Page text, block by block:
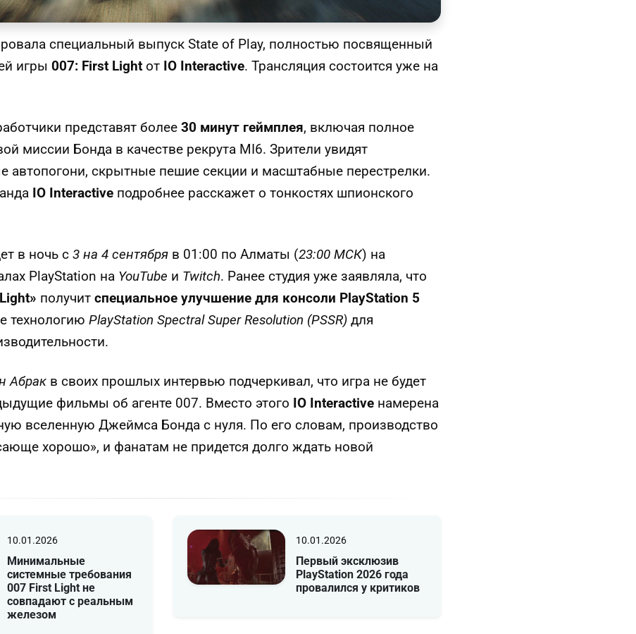
специальный выпуск State of Play, полностью посвященный
игры 007: First Light от IO Interactive. Трансляция состоится уже на
представят более 30 минут геймплея, включая полное
миссии Бонда в качестве рекрута MI6. Зрители увидят
автопогони, скрытные пешие секции и масштабные перестрелки.
IO Interactive подробнее расскажет о тонкостях шпионского
в ночь с 3 на 4 сентября в 01:00 по Алматы (23:00 МСК) на
PlayStation на YouTube и Twitch. Ранее студия уже заявляла, что
получит специальное улучшение для консоли PlayStation 5
технологию PlayStation Spectral Super Resolution (PSSR) для
Абрак в своих прошлых интервью подчеркивал, что игра не будет
фильмы об агенте 007. Вместо этого IO Interactive намерена
вселенную Джеймса Бонда с нуля. По его словам, производство
хорошо», и фанатам не придется долго ждать новой
10.01.2026
Минимальные
системные требования
007 First Light не
совпадают с реальным
железом
10.01.2026
Первый эксклюзив
PlayStation 2026 года
провалился у критиков